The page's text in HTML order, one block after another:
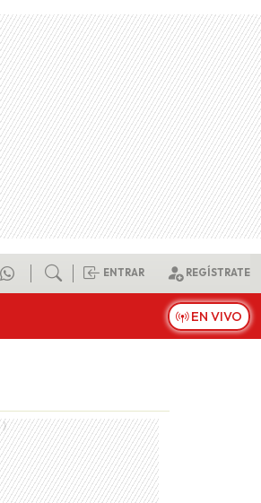
ENTRAR REGÍSTRATE
EN VIVO